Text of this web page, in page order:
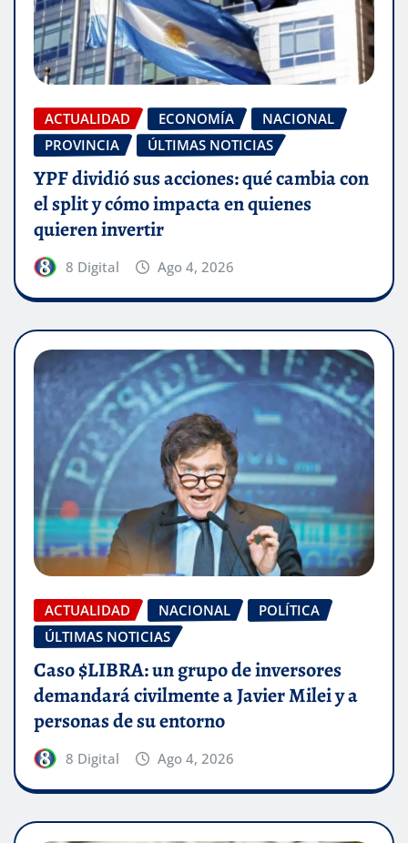
ACTUALIDAD ECONOMÍA
NACIONAL
PROVINCIA
ÚLTIMAS NOTICIAS
YPF dividió sus acciones: qué cambia con
el split y cómo impacta en quienes
quieren invertir
8 Digital Ago 4, 2026
ACTUALIDAD NACIONAL
POLÍTICA
ÚLTIMAS NOTICIAS
Caso $LIBRA: un grupo de inversores
demandará civilmente a Javier Milei y a
personas de su entorno
8 Digital Ago 4, 2026